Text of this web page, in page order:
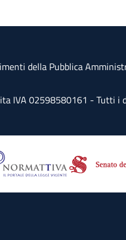
della Pubblica
IVA 02598580161 - Tutti